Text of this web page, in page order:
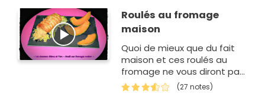
rem…
Roulés au fromage
maison
Quoi de mieux que du fait
maison et ces roulés au
fromage ne vous diront pas
le contraire.
(27 notes)